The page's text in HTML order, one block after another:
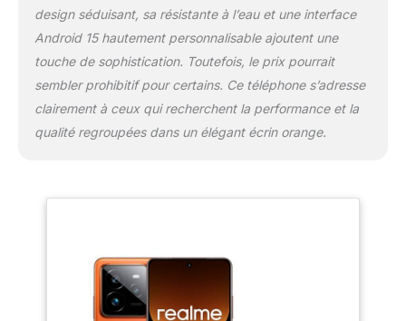
design séduisant, sa résistante à l’eau et une interface
Android 15 hautement personnalisable ajoutent une
touche de sophistication. Toutefois, le prix pourrait
sembler prohibitif pour certains. Ce téléphone s’adresse
clairement à ceux qui recherchent la performance et la
qualité regroupées dans un élégant écrin orange.